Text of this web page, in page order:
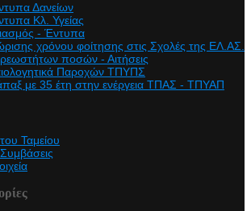
Δανείων
Κλ. Υγείας
- Έντυπα
χρόνου φοίτησης στις Σχολές της ΕΛ.ΑΣ.
ποσών - Αιτήσεις
Παροχών ΤΠΥΠΣ
με 35 έτη στην ενέργεια ΤΠΑΣ - ΤΠΥΑΠ
Ταμείου